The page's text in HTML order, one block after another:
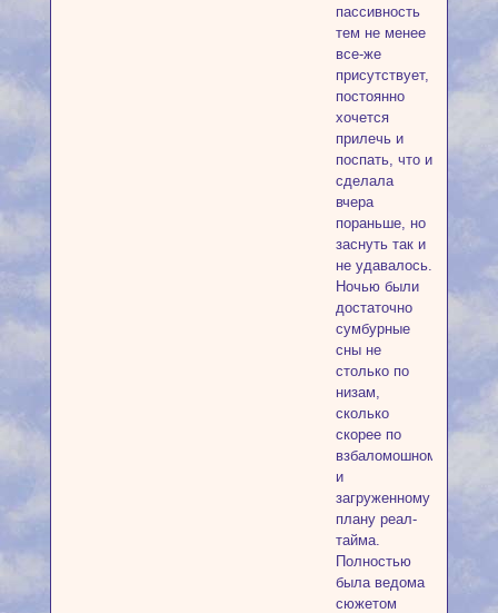
пассивность
тем не менее
все-же
присутствует,
постоянно
хочется
прилечь и
поспать, что и
сделала
вчера
пораньше, но
заснуть так и
не удавалось.
Ночью были
достаточно
сумбурные
сны не
столько по
низам,
сколько
скорее по
взбаломошному
и
загруженному
плану реал-
тайма.
Полностью
была ведома
сюжетом